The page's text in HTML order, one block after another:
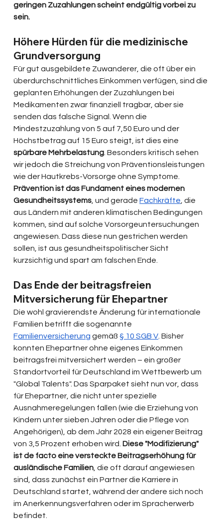
geringen Zuzahlungen scheint endgültig vorbei zu
sein.
Höhere Hürden für die medizinische
Grundversorgung
Für gut ausgebildete Zuwanderer, die oft über ein
überdurchschnittliches Einkommen verfügen, sind die
geplanten Erhöhungen der Zuzahlungen bei
Medikamenten zwar finanziell tragbar, aber sie
senden das falsche Signal. Wenn die
Mindestzuzahlung von 5 auf 7,50 Euro und der
Höchstbetrag auf 15 Euro steigt, ist dies eine
spürbare Mehrbelastung . Besonders kritisch sehen
wir jedoch die Streichung von Präventionsleistungen
wie der Hautkrebs-Vorsorge ohne Symptome.
Prävention ist das Fundament eines modernen
Gesundheitssystems , und gerade Fachkräfte , die
aus Ländern mit anderen klimatischen Bedingungen
kommen, sind auf solche Vorsorgeuntersuchungen
angewiesen. Dass diese nun gestrichen werden
sollen, ist aus gesundheitspolitischer Sicht
kurzsichtig und spart am falschen Ende.
Das Ende der beitragsfreien
Mitversicherung für Ehepartner
Die wohl gravierendste Änderung für internationale
Familien betrifft die sogenannte
Familienversicherung gemäß § 10 SGB V . Bisher
konnten Ehepartner ohne eigenes Einkommen
beitragsfrei mitversichert werden – ein großer
Standortvorteil für Deutschland im Wettbewerb um
"Global Talents". Das Sparpaket sieht nun vor, dass
für Ehepartner, die nicht unter spezielle
Ausnahmeregelungen fallen (wie die Erziehung von
Kindern unter sieben Jahren oder die Pflege von
Angehörigen), ab dem Jahr 2028 ein eigener Beitrag
von 3,5 Prozent erhoben wird. Diese "Modifizierung"
ist de facto eine versteckte Beitragserhöhung für
ausländische Familien , die oft darauf angewiesen
sind, dass zunächst ein Partner die Karriere in
Deutschland startet, während der andere sich noch
im Anerkennungsverfahren oder im Spracherwerb
befindet.